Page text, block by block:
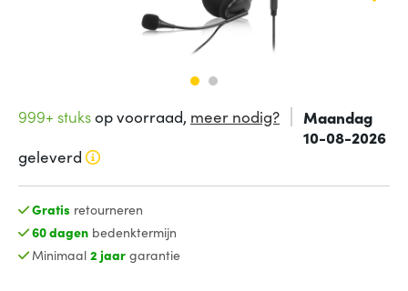
999+ stuksop voorraad, meer nodig?
Maandag
10-08-2026
geleverd
Gratis retourneren
60 dagenbedenktermijn
Minimaal 2 jaargarantie